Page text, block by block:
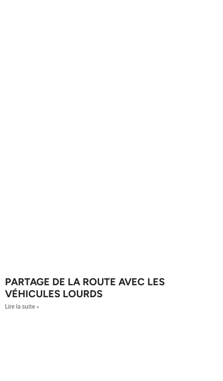
PARTAGE DE LA ROUTE AVEC LES
VÉHICULES LOURDS
Lire la suite »